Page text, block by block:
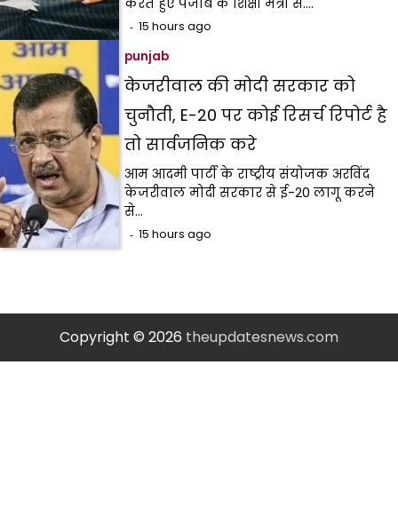
15 hours ago
punjab
केजरीवाल की मोदी सरकार को
चुनौती, E-20 पर कोई रिसर्च रिपोर्ट है
तो सार्वजनिक करे
आम आदमी पार्टी के राष्ट्रीय संयोजक अरविंद
केजरीवाल मोदी सरकार से ई-20 लागू करने
से…
15 hours ago
Copyright © 2026 theupdatesnews.com